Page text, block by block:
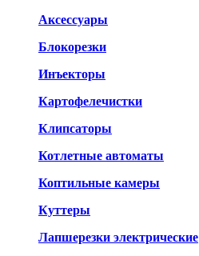
Аксессуары
Блокорезки
Инъекторы
Картофелечистки
Клипсаторы
Котлетные автоматы
Коптильные камеры
Куттеры
Лапшерезки электрические